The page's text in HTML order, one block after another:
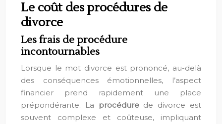
Le coût des procédures de
divorce
Les frais de procédure
incontournables
Lorsque le mot divorce est prononcé, au-delà
des conséquences émotionnelles, l’aspect
financier prend rapidement une place
prépondérante. La procédurede divorce est
souvent complexe et coûteuse, impliquant